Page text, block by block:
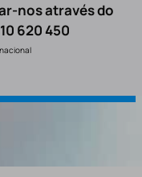
nos através do
620 450